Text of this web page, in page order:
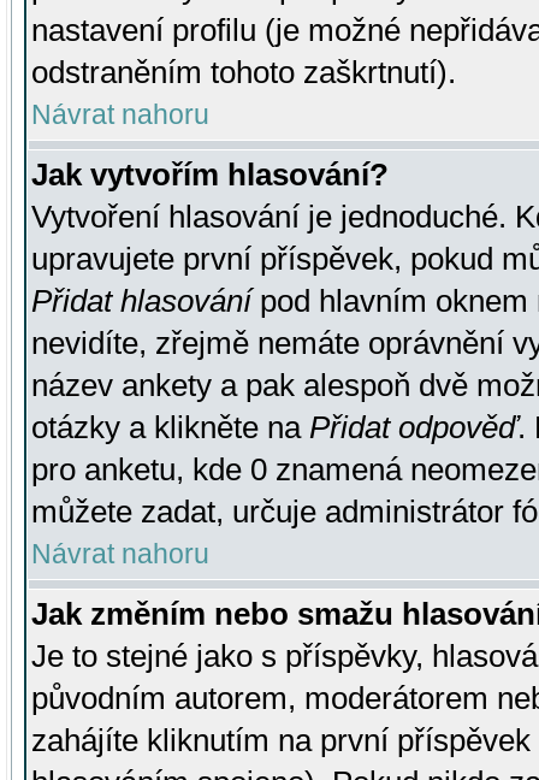
nastavení profilu (je možné
odstraněním tohoto zaškrtnutí).
Návrat nahoru
Jak vytvořím hlasování?
Vytvoření hlasování je jednoduché.
upravujete první příspěvek, pokud
Přidat hlasovánípod hlavním oknem
nevidíte, zřejmě nemáte oprávnění
název ankety a pak alespoň dvě
otázky a klikněte na Přidat odpověď.
pro anketu, kde 0 znamená
můžete zadat, určuje administrátor
Návrat nahoru
Jak změním nebo smažu
Je to stejné jako s příspěvky,
původním autorem, moderátorem
zahájíte kliknutím na první